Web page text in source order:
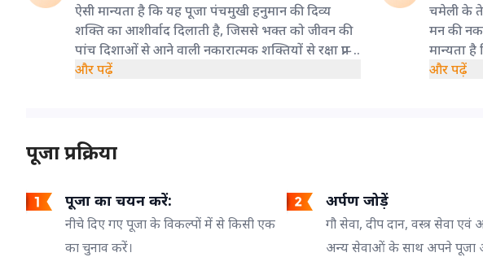
ऐसी मान्यता है कि यह पूजा पंचमुखी हनुमान की दिव्य
शक्ति का आशीर्वाद दिलाती है, जिससे भक्त को जीवन की
पांच दिशाओं से आने वाली नकारात्मक शक्तियों से रक्षा प्राप्त
होती है।
और पढ़ें
चमेली के
मन की
मान्यता
का संचार
और पढ़ें
पूजा प्रक्रिया
पूजा का चयन करें:
नीचे दिए गए पूजा के विकल्पों में से किसी एक
का चुनाव करें।
अर्पण जोड़ें
गौ सेवा, दीप दान, वस्त्र सेवा एवं
अन्य सेवाओं के साथ अपने पूजा